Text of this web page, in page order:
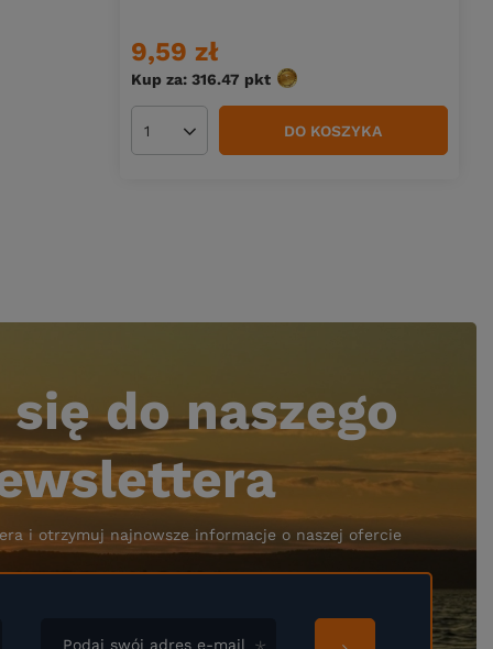
9,59 zł
Kup za: 316.47 pktpunktów
Ilość produktów DO KOSZYKA
do naszego
i otrzymuj najnowsze informacje o naszej ofercie
Podaj swój adres e-mail